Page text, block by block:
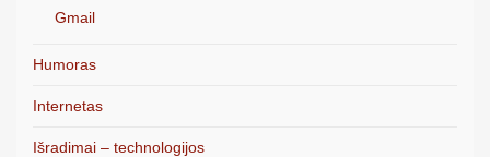
Gmail
Humoras
Internetas
Išradimai – technologijos